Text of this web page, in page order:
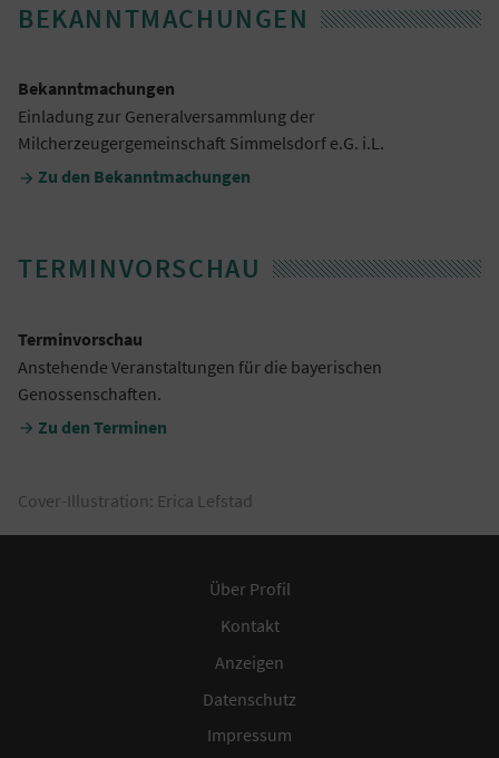
BEKANNTMACHUNGEN
Bekanntmachungen
Einladung zur Generalversammlung der
Milcherzeugergemeinschaft Simmelsdorf e.G. i.L.
 Zu den Bekanntmachungen
TERMINVORSCHAU
Terminvorschau
Anstehende Veranstaltungen für die bayerischen
Genossenschaften.
 Zu den Terminen
Cover-Illustration: Erica Lefstad
Über Profil
Kontakt
Anzeigen
Datenschutz
Impressum